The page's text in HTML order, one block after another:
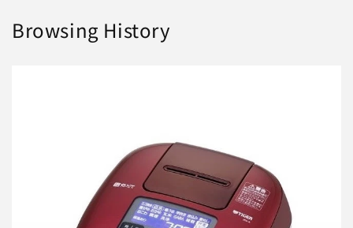
Browsing History